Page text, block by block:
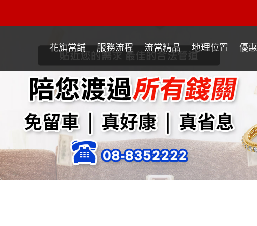
花旗當舖 服務流程 流當精品 地理位置 優